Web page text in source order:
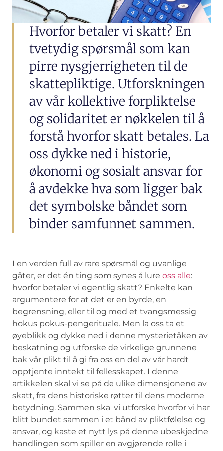
Hvorfor betaler vi skatt? En
tvetydig spørsmål som kan
pirre nysgjerrigheten til de
skattepliktige. Utforskningen
av vår kollektive forpliktelse
og solidaritet er nøkkelen til å
forstå hvorfor skatt betales. La
oss dykke ned i historie,
økonomi og sosialt ansvar for
å avdekke hva som ligger bak
det symbolske båndet som
binder samfunnet sammen.
I ⁤en verden‍ full av rare spørsmål og uvanlige
gåter,⁤ er det én ting som synes⁣ å‍ lure oss ‍alle:
⁢hvorfor betaler vi egentlig skatt? Enkelte ‍kan
argumentere‌ for at det⁤ er en byrde, en
begrensning,⁤ eller til​ og med et tvangsmessig⁤
hokus pokus-pengerituale. Men⁢ la oss ta ⁢et
øyeblikk⁣ og ‍dykke⁤ ned i denne mysterietåken av⁢
beskatning ​og‌ utforske de virkelige grunnene
bak vår ‍plikt til å‍ gi ⁢fra⁣ oss‌ en ‍del av vår⁢ hardt
⁣opptjente inntekt til fellesskapet. I denne
artikkelen skal⁤ vi se på⁣ de ulike dimensjonene av
skatt,‍ fra dens ‌historiske​ røtter til dens ⁤moderne
betydning. Sammen‍ skal ‌vi ‌utforske hvorfor vi har⁣
blitt bundet sammen i et bånd av pliktfølelse og⁢
ansvar, og kaste et⁣ nytt ‍lys på denne ‍ubeskjedne
handlingen som ​spiller en⁣ avgjørende rolle i